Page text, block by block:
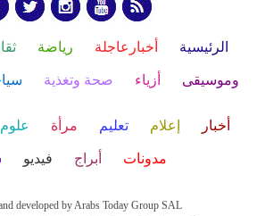
الرئيسية أخبارعاجلة رياضة
وموسيقى أزياء صحة وتغذية
أخبار إعلام تعليم مرأة علوم
مدونات أبراج فيديو
developed by Arabs Today Group SAL